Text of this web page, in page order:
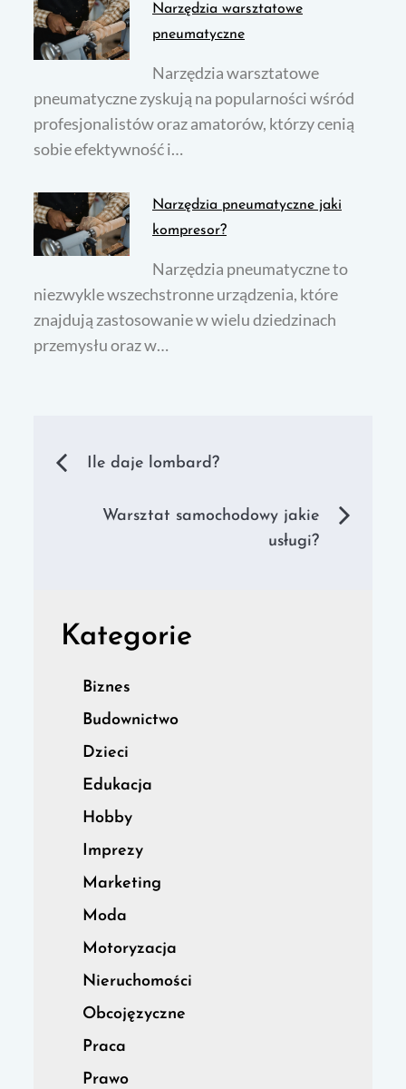
Narzędzia warsztatowe
pneumatyczne
Narzędzia warsztatowe
pneumatyczne zyskują na popularności wśród
profesjonalistów oraz amatorów, którzy cenią
sobie efektywność i…
Narzędzia pneumatyczne jaki
kompresor?
Narzędzia pneumatyczne to
niezwykle wszechstronne urządzenia, które
znajdują zastosowanie w wielu dziedzinach
przemysłu oraz w…
Nawigacja
wpisu
Ile daje lombard?
Warsztat samochodowy jakie
usługi?
Kategorie
Biznes
Budownictwo
Dzieci
Edukacja
Hobby
Imprezy
Marketing
Moda
Motoryzacja
Nieruchomości
Obcojęzyczne
Praca
Prawo